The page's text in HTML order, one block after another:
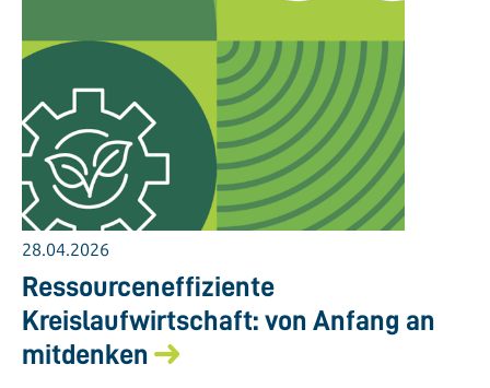
28.04.2026
Ressourceneffiziente
Kreislaufwirtschaft: von Anfang an
mitdenken